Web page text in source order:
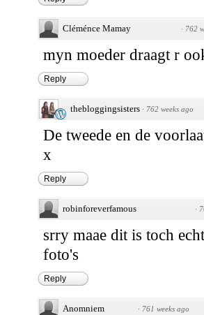
Cléménce Mamay · 762
myn moeder draagt r
Reply
thebloggingsisters · 762 weeks ago
De tweede en de
x
Reply
robinforeverfamous ·
srry maae dit is toch
foto's
Reply
Anomniem · 761 weeks ago